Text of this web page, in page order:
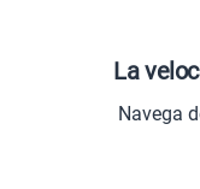
La
Navega